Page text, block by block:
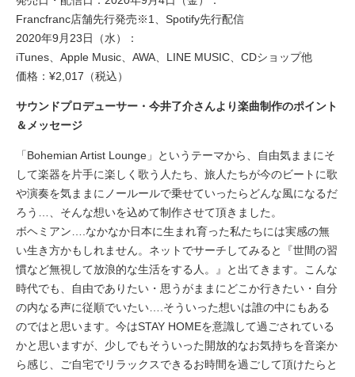
Francfranc店舗先行発売※1、Spotify先行配信
2020年9月23日（水）：
iTunes、Apple Music、AWA、LINE MUSIC、CDショップ他
価格：¥2,017（税込）
サウンドプロデューサー・今井了介さんより楽曲制作のポイント
＆メッセージ
「Bohemian Artist Lounge」というテーマから、自由気ままにそ
して楽器を片手に楽しく歌う人たち、旅人たちが今のビートに歌
や演奏を気ままにノールールで乗せていったらどんな風になるだ
ろう…、そんな想いを込めて制作させて頂きました。
ボヘミアン….なかなか日本に生まれ育った私たちには実感の無
い生き方かもしれません。ネットでサーチしてみると『世間の習
慣など無視して放浪的な生活をする人。』と出てきます。こんな
時代でも、自由でありたい・思うがままにどこか行きたい・自分
の内なる声に従順でいたい….そういった想いは誰の中にもある
のではと思います。今はSTAY HOMEを意識して過ごされている
かと思いますが、少しでもそういった開放的なお気持ちを音楽か
ら感じ、ご自宅でリラックスできるお時間を過ごして頂けたらと